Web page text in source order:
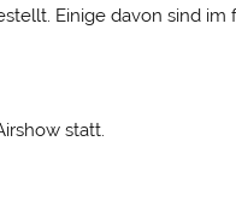
Einige davon sind im
statt.